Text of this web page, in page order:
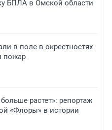
БПЛА в Омской области
в поле в окрестностях
пожар
растет»: репортаж
«Флоры» в истории